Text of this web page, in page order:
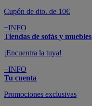
Cupón de dto. de 10€
+INFO
Tiendas de sofás y muebles
¡Encuentra la tuya!
+INFO
Tu cuenta
Promociones exclusivas